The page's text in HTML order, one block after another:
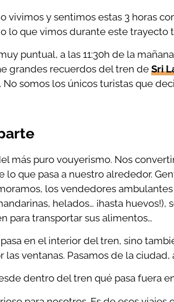
vivimos y sentimos estas 3 horas
lo que vimos durante este trayecto
puntual, a las 11:30h de la
grandes recuerdos del tren deSri
somos los únicos turistas que
más puro vouyerismo. Nos
que pasa a nuestro alrededor.
los vendedores
helados… ¡hasta
para transportar sus alimentos…
en el interior del tren, sino
las ventanas. Pasamos de la
dentro del tren qué pasa fuera